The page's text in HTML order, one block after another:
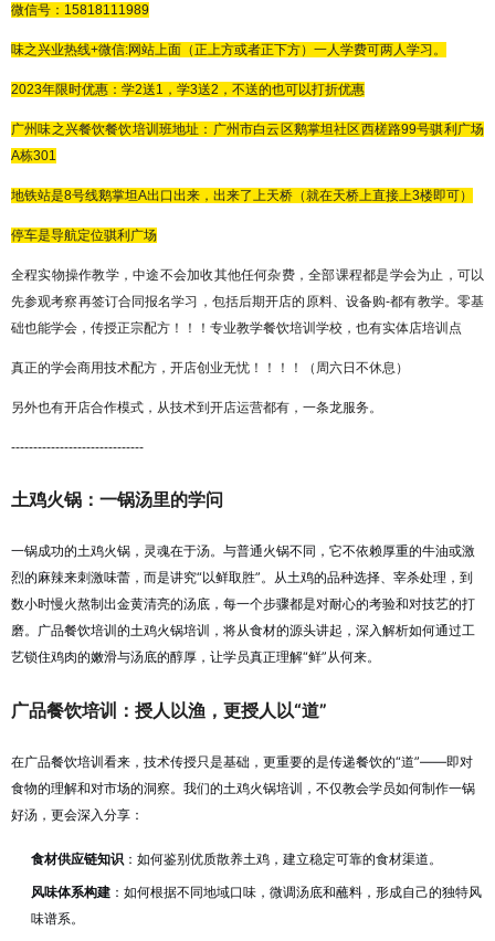
微信号： 15818111989
味之兴业热线+微信:网站上面（正上方或者正下方）一人学费可两人学习。
2023年限时优惠：学2送1，学3送2，不送的也可以打折优惠
广州味之兴餐饮餐饮培训班地址：广州市白云区鹅掌坦社区西槎路99号骐利广场
A栋301
地铁站是8号线鹅掌坦A出口出来，出来了上天桥（就在天桥上直接上3楼即可）
停车是导航定位骐利广场
全程实物操作教学，中途不会加收其他任何杂费，全部课程都是学会为止，可以
先参观考察再签订合同报名学习，包括后期开店的原料、设备购-都有教学。零基
础也能学会，传授正宗配方！！！专业教学餐饮培训学校，也有实体店培训点
真正的学会商用技术配方，开店创业无忧！！！！（周六日不休息）
另外也有开店合作模式，从技术到开店运营都有，一条龙服务。
------------------------------
土鸡火锅：一锅汤里的学问
一锅成功的土鸡火锅，灵魂在于汤。与普通火锅不同，它不依赖厚重的牛油或激
烈的麻辣来刺激味蕾，而是讲究“以鲜取胜”。从土鸡的品种选择、宰杀处理，到
数小时慢火熬制出金黄清亮的汤底，每一个步骤都是对耐心的考验和对技艺的打
磨。广品餐饮培训的土鸡火锅培训，将从食材的源头讲起，深入解析如何通过工
艺锁住鸡肉的嫩滑与汤底的醇厚，让学员真正理解“鲜”从何来。
广品餐饮培训：授人以渔，更授人以“道”
在广品餐饮培训看来，技术传授只是基础，更重要的是传递餐饮的“道”——即对
食物的理解和对市场的洞察。我们的土鸡火锅培训，不仅教会学员如何制作一锅
好汤，更会深入分享：
食材供应链知识 ：如何鉴别优质散养土鸡，建立稳定可靠的食材渠道。
风味体系构建 ：如何根据不同地域口味，微调汤底和蘸料，形成自己的独特风
味谱系。